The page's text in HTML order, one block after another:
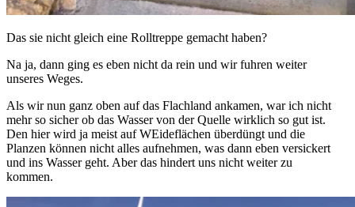
Das sie nicht gleich eine Rolltreppe gemacht haben?
Na ja, dann ging es eben nicht da rein und wir fuhren weiter
unseres Weges.
Als wir nun ganz oben auf das Flachland ankamen, war ich nicht
mehr so sicher ob das Wasser von der Quelle wirklich so gut ist.
Den hier wird ja meist auf WEideflächen überdüngt und die
Planzen können nicht alles aufnehmen, was dann eben versickert
und ins Wasser geht. Aber das hindert uns nicht weiter zu
kommen.